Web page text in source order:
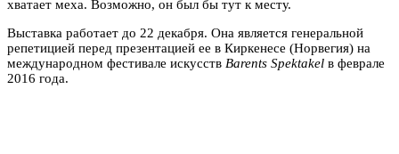
хватает меха. Возможно, он был бы тут к месту.
Выставка работает до 22 декабря. Она является генеральной
репетицией перед презентацией ее в Киркенесе (Норвегия) на
международном фестивале искусств Barents Spektakel в феврале
2016 года.